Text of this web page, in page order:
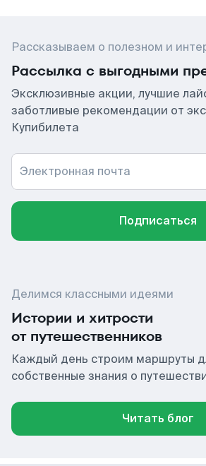
Рассказываем о полезном и
Рассылка с выгодными
Эксклюзивные акции, лучшие
заботливые рекомендации от
Купибилета
Электронная почта
Подписаться
Делимся классными идеями
Истории и хитрости
от путешественников
Каждый день строим маршруты
собственные знания о
Читать блог